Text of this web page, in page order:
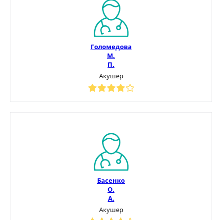
Голомедова
М.
П.
Акушер
Басенко
О.
А.
Акушер